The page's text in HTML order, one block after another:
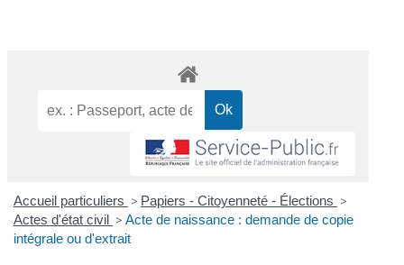
Accueil particuliers > Papiers - Citoyenneté - Élections >
Actes d'état civil > Acte de naissance : demande de copie
intégrale ou d'extrait